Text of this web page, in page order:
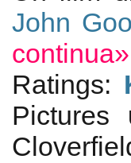
John
continua»
Ratings:
Pictures